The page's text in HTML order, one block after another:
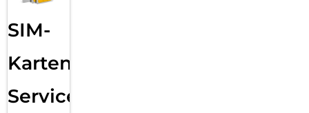
SIM-
Karten
Service: